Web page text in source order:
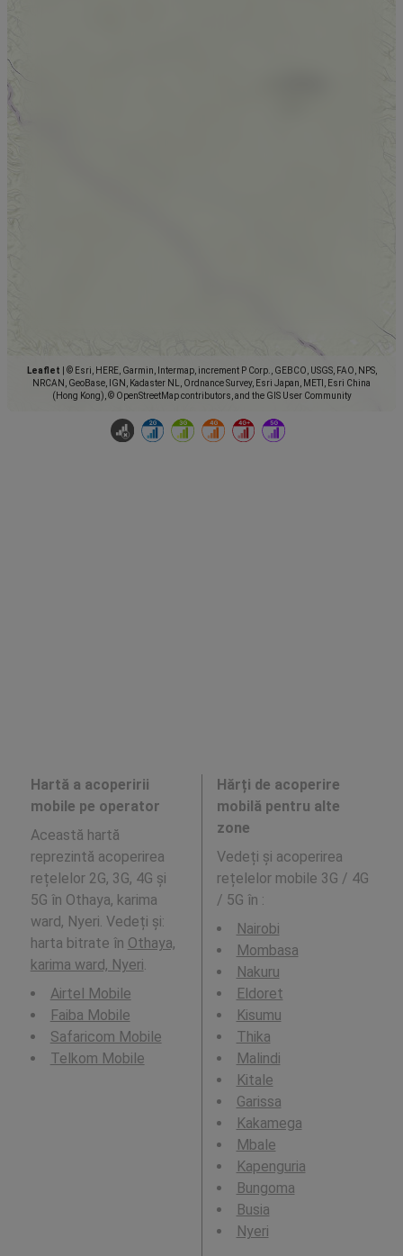
Leaflet
© Esri, HERE, Garmin, Intermap, increment P Corp., GEBCO, USGS, FAO, NPS,
NRCAN, GeoBase, IGN, Kadaster NL, Ordnance Survey, Esri Japan, METI, Esri China
(Hong Kong), © OpenStreetMap contributors, and the GIS User Community
Hartă a acoperirii
mobile pe operator
Această hartă
reprezintă acoperirea
rețelelor 2G, 3G, 4G și
5G în Othaya, karima
ward, Nyeri. Vedeți și:
harta bitrate în Othaya,
karima ward, Nyeri.
Airtel Mobile
Faiba Mobile
Safaricom Mobile
Telkom Mobile
Hărți de acoperire
mobilă pentru alte
zone
Vedeți și acoperirea
rețelelor mobile 3G / 4G
/ 5G în :
Nairobi
Mombasa
Nakuru
Eldoret
Kisumu
Thika
Malindi
Kitale
Garissa
Kakamega
Mbale
Kapenguria
Bungoma
Busia
Nyeri